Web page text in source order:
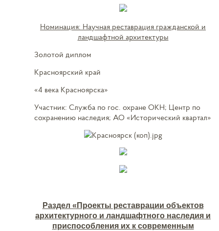
Номинация: Научная реставрация гражданской и
ландшафтной архитектуры
Золотой диплом
Красноярский край
«4 века Красноярска»
Участник: Служба по гос. охране ОКН; Центр по
сохранению наследия; АО «Исторический квартал»
Раздел «Проекты реставрации объектов
архитектурного и ландшафтного наследия и
приспособления их к современным